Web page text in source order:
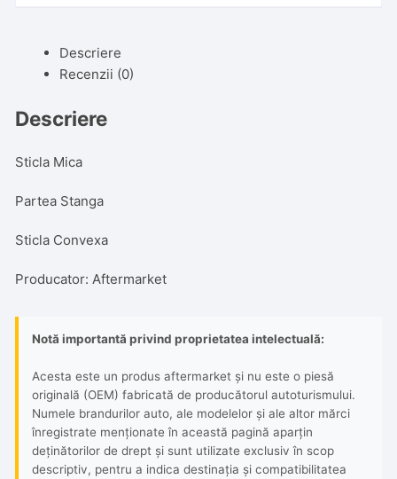
culoare
sticla
,
convexa,
Mica
Descriere
Recenzii (0)
Descriere
Sticla Mica
Partea Stanga
Sticla Convexa
Producator: Aftermarket
Notă importantă privind proprietatea intelectuală:
Acesta este un produs aftermarket și nu este o piesă
originală (OEM) fabricată de producătorul autoturismului.
Numele brandurilor auto, ale modelelor și ale altor mărci
înregistrate menționate în această pagină aparțin
deținătorilor de drept și sunt utilizate exclusiv în scop
descriptiv, pentru a indica destinația și compatibilitatea